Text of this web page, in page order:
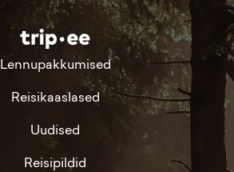
Lennupakkumised
Reisikaaslased
Uudised
Reisipildid